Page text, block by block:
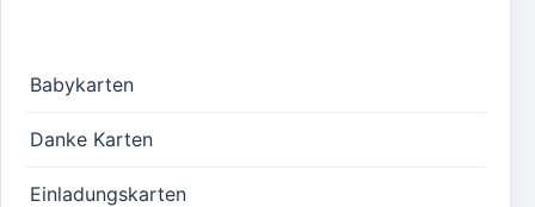
Babykarten
Danke Karten
Einladungskarten